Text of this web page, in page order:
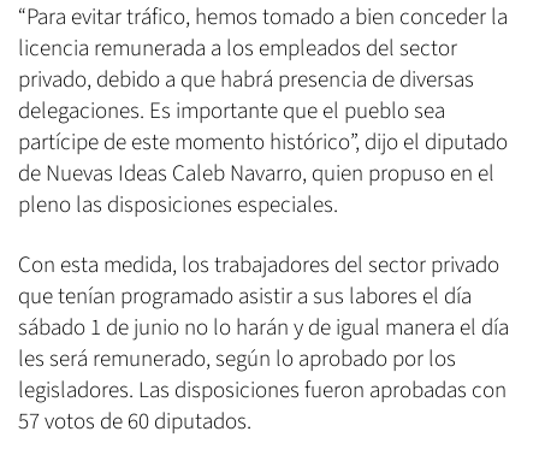
“Para evitar tráfico, hemos tomado a bien conceder la
licencia remunerada a los empleados del sector
privado, debido a que habrá presencia de diversas
delegaciones. Es importante que el pueblo sea
partícipe de este momento histórico”, dijo el diputado
de Nuevas Ideas Caleb Navarro, quien propuso en el
pleno las disposiciones especiales.
Con esta medida, los trabajadores del sector privado
que tenían programado asistir a sus labores el día
sábado 1 de junio no lo harán y de igual manera el día
les será remunerado, según lo aprobado por los
legisladores. Las disposiciones fueron aprobadas con
57 votos de 60 diputados.